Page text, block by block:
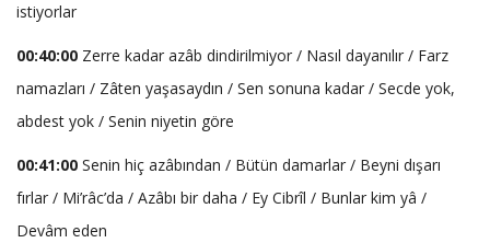
istiyorlar
00:40:00 Zerre kadar azâb dindirilmiyor / Nasıl dayanılır / Farz
namazları / Zâten yaşasaydın / Sen sonuna kadar / Secde yok,
abdest yok / Senin niyetin göre
00:41:00 Senin hiç azâbından / Bütün damarlar / Beyni dışarı
fırlar / Mi’râc’da / Azâbı bir daha / Ey Cibrîl / Bunlar kim yâ /
Devâm eden